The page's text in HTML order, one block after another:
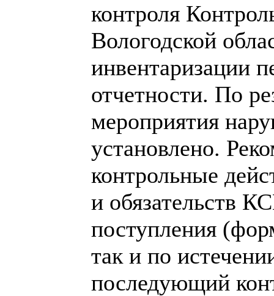
контроля
Вологодской
инвентаризации
отчетности. По
мероприятия
установлено.
контрольные
и обязательств
поступления
так и по
последующий